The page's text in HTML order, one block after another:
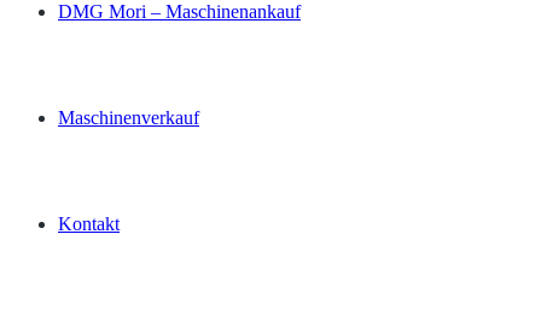
DMG Mori – Maschinenankauf
Maschinenverkauf
Kontakt